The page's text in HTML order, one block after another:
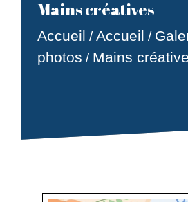
Mains créatives
Accueil /Accueil /
photos / Mains